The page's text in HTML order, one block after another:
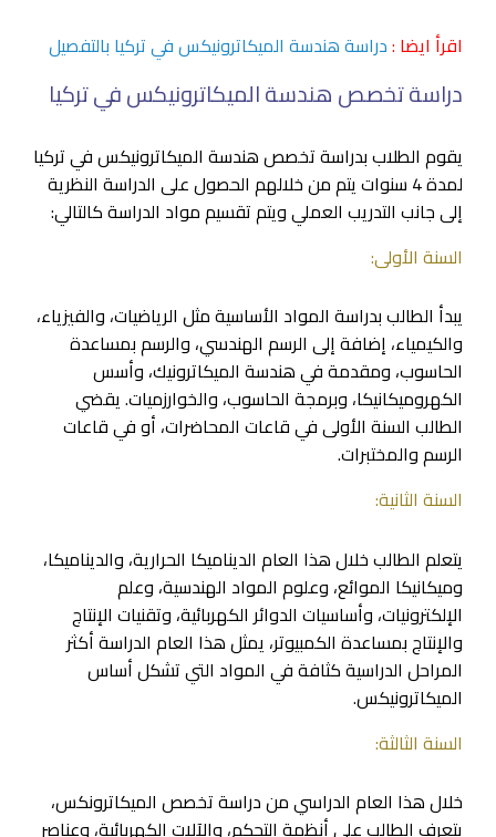
اقرأ ايضا :دراسة هندسة الميكاترونيكس في تركيا بالتفصيل
دراسة تخصص هندسة الميكاترونيكس في تركيا
يقوم الطلاب بدراسة تخصص هندسة الميكاترونيكس في تركيا
لمدة 4 سنوات يتم من خلالهم الحصول على الدراسة النظرية
إلى جانب التدريب العملي ويتم تقسيم مواد الدراسة كالتالي:
السنة الأولى:
يبدأ الطالب بدراسة المواد الأساسية مثل الرياضيات، والفيزياء،
والكيمياء، إضافة إلى الرسم الهندسي، والرسم بمساعدة
الحاسوب، ومقدمة في هندسة الميكاترونيك، وأسس
الكهروميكانيكا، وبرمجة الحاسوب، والخوارزميات. يقضي
الطالب السنة الأولى في قاعات المحاضرات، أو في قاعات
الرسم والمختبرات.
السنة الثانية:
يتعلم الطالب خلال هذا العام الديناميكا الحرارية، والديناميكا،
وميكانيكا الموائع، وعلوم المواد الهندسية، وعلم
الإلكترونيات، وأساسيات الدوائر الكهربائية، وتقنيات الإنتاج
والإنتاج بمساعدة الكمبيوتر، يمثل هذا العام الدراسة أكثر
المراحل الدراسية كثافة في المواد التي تشكل أساس
الميكاترونيكس.
السنة الثالثة:
خلال هذا العام الدراسي من دراسة تخصص الميكاترونكس،
يتعرف الطالب على أنظمة التحكم، والآلات الكهربائية، وعناصر